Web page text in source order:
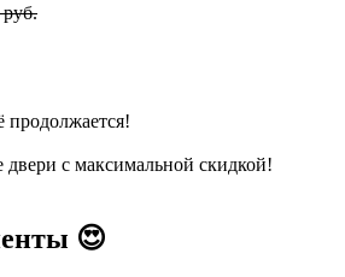
продолжается!
с максимальной скидкой!
😍